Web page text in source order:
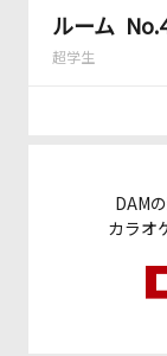
ルーム
超学生
DAM
カラオ